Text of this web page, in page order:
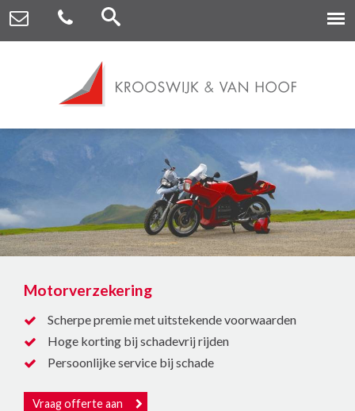
Motorverzekering
Scherpe premie met uitstekende voorwaarden
Hoge korting bij schadevrij rijden
Persoonlijke service bij schade
Vraag offerte aan